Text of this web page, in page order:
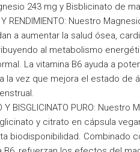
243 mg y Bisblicinato de
Y RENDIMIENTO: Nuestro
a aumentar la salud ósea,
al metabolismo
La vitamina B6 ayuda a
la vez que mejora el estado de
Y BISGLICINATO PURO: Nuestro
y citrato en cápsula
biodisponibilidad. Combinado